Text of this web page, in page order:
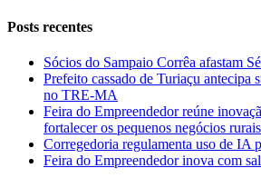
Posts recentes
Sócios do Sampaio Corrêa afastam
Prefeito cassado de Turiaçu antecipa
no TRE-MA
Feira do Empreendedor reúne
fortalecer os pequenos negócios rurais
Corregedoria regulamenta uso de IA
Feira do Empreendedor inova com